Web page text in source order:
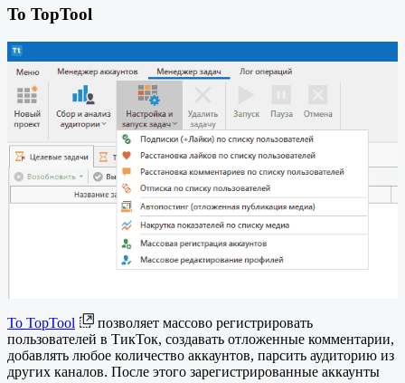
To TopTool
To TopTool
позволяет массово регистрировать
пользователей в ТикТок, создавать отложенные комментарии,
добавлять любое количество аккаунтов, парсить аудиторию из
других каналов. После этого зарегистрированные аккаунты